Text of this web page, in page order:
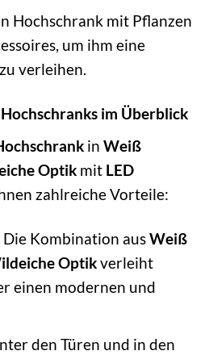
Hochschrank mit Pflanzen
um ihm eine
verleihen.
im Überblick
in Weiß
Optik mit LED
zahlreiche Vorteile:
Die Kombination ausWeiß
Optikverleiht
einen modernen und
den Türen und in den